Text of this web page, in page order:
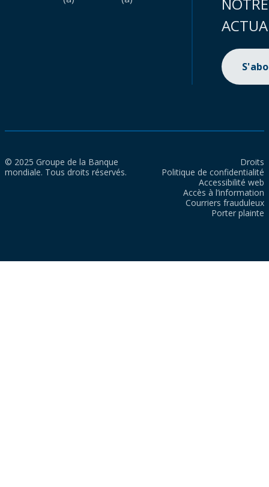
© 2025 Groupe de la Banque
mondiale. Tous droits réservés.
Droits
Politique de confidentialité
Accessibilité web
Accès à l’information
Courriers frauduleux
Porter plainte